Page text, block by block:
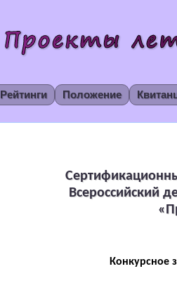
Рейтинги Положение
Всероссийский
Конкурсное